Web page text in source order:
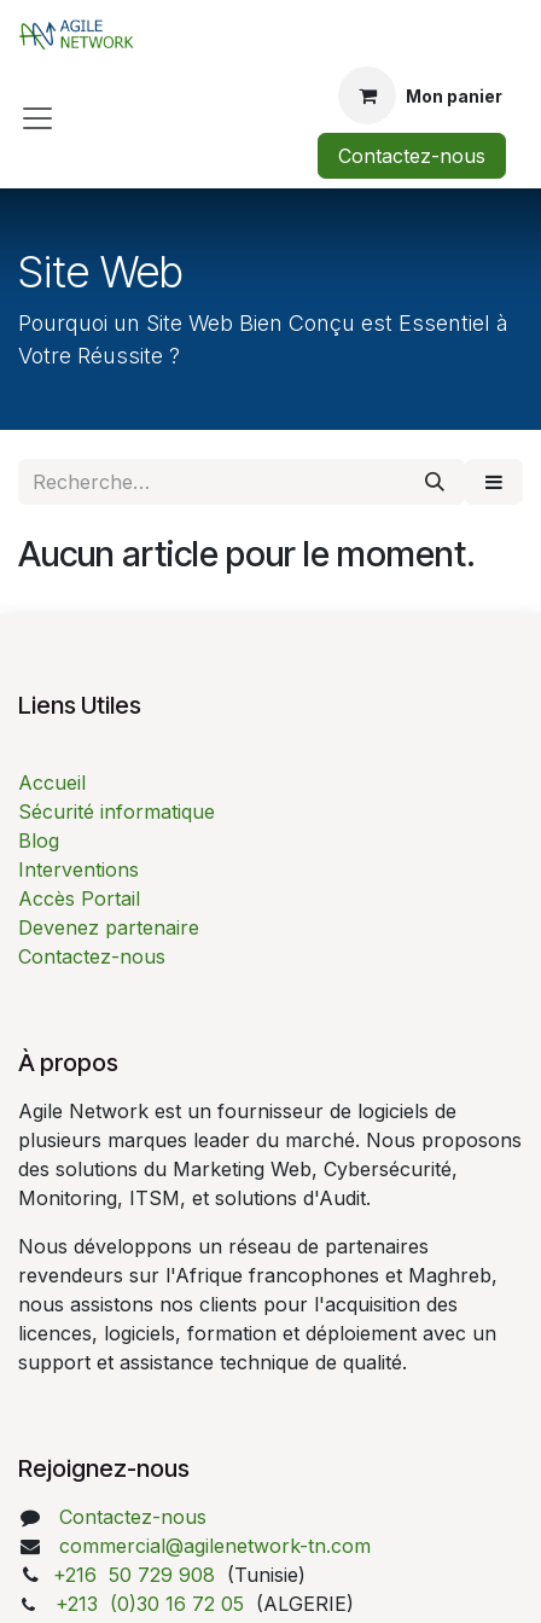
Se rendre au contenu
Mon panier
Contactez-nous
Site Web
Pourquoi un Site Web Bien Conçu est Essentiel à
Votre Réussite ?
Aucun article pour le moment.
Liens Utiles
Accueil
Sécurité informatique
Blog
Interventions
Accès Portail
Devenez partenaire
Contactez-nous
À propos
Agile Network est un fournisseur de logiciels de
plusieurs marques leader du marché. Nous proposons
des solutions du Marketing Web, Cybersécurité,
Monitoring, ITSM, et solutions d'Audit.
Nous développons un réseau de partenaires
revendeurs sur l'Afrique francophones et Maghreb,
nous assistons nos clients pour l'acquisition des
licences, logiciels, formation et déploiement avec un
support et assistance technique de qualité.
Rejoignez-nous
Contactez-nous
commercial@agilenetwork-tn.com
+216 50 729 908 (Tunisie)
+213 (0)30 16 72 05 (ALGERIE)